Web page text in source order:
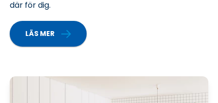
där för dig.
LÄS MER
MER OM KAPITLET RENOVERA